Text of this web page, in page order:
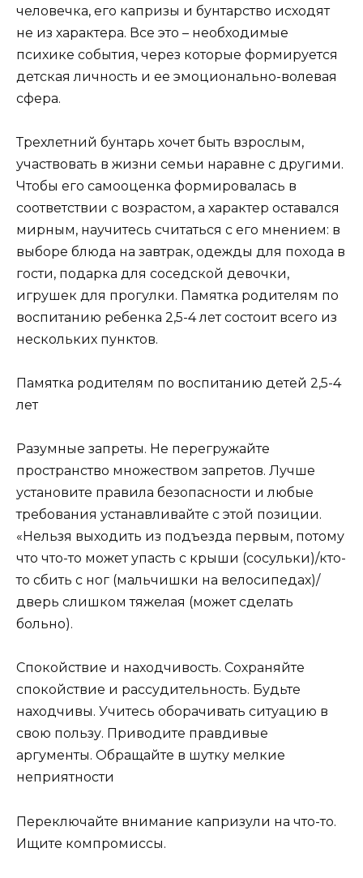
человечка, его капризы и бунтарство исходят
не из характера. Все это – необходимые
психике события, через которые формируется
детская личность и ее эмоционально-волевая
сфера.
Трехлетний бунтарь хочет быть взрослым,
участвовать в жизни семьи наравне с другими.
Чтобы его самооценка формировалась в
соответствии с возрастом, а характер оставался
мирным, научитесь считаться с его мнением: в
выборе блюда на завтрак, одежды для похода в
гости, подарка для соседской девочки,
игрушек для прогулки. Памятка родителям по
воспитанию ребенка 2,5-4 лет состоит всего из
нескольких пунктов.
Памятка родителям по воспитанию детей 2,5-4
лет
Разумные запреты. Не перегружайте
пространство множеством запретов. Лучше
установите правила безопасности и любые
требования устанавливайте с этой позиции.
«Нельзя выходить из подъезда первым, потому
что что-то может упасть с крыши (сосульки)/кто-
то сбить с ног (мальчишки на велосипедах)/
дверь слишком тяжелая (может сделать
больно).
Спокойствие и находчивость. Сохраняйте
спокойствие и рассудительность. Будьте
находчивы. Учитесь оборачивать ситуацию в
свою пользу. Приводите правдивые
аргументы. Обращайте в шутку мелкие
неприятности
Переключайте внимание капризули на что-то.
Ищите компромиссы.